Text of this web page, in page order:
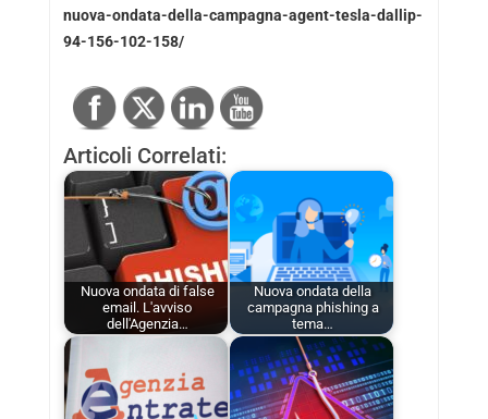
nuova-ondata-della-campagna-agent-tesla-dallip-
94-156-102-158/
Articoli Correlati:
Nuova ondata di false
email. L'avviso
dell'Agenzia…
Nuova ondata della
campagna phishing a
tema…